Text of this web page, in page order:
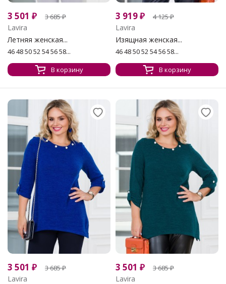
3 501 ₽ 3 685₽
Lavira
Летняя женская...
46 48 50 52 54 56 58...
В корзину
3 919₽ 4 125₽
Lavira
Изящная женская...
46 48 50 52 54 56 58...
В корзину
3 501 ₽ 3 685₽
Lavira
3 501 ₽ 3 685₽
Lavira